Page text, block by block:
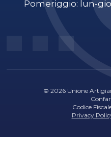
Pomeriggio: lun-gio
© 2026 Unione
Codice
Privacy